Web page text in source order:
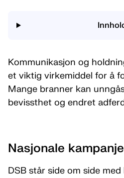
Kommunikasjon og
et viktig virkemiddel for å
Mange branner kan
bevissthet og endret
Nasjonale
DSB står side om side